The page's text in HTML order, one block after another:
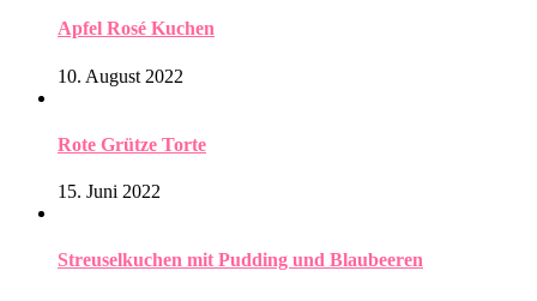
Apfel Rosé Kuchen
10. August 2022
Rote Grütze Torte
15. Juni 2022
Streuselkuchen mit Pudding und Blaubeeren